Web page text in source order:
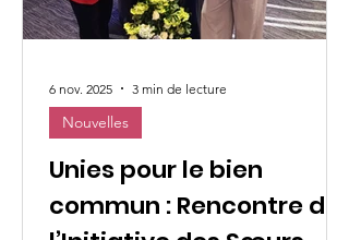
Unies pour le bien
commun : Rencontre de
Nouvelles
6 nov. 2025 3 min de lecture